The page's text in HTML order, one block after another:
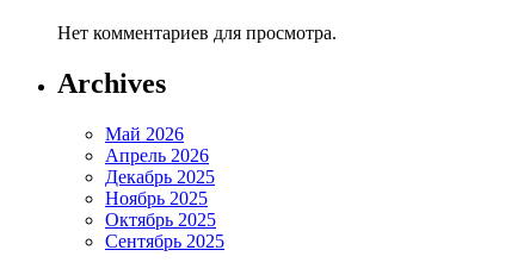
Нет комментариев для просмотра.
Archives
Май 2026
Апрель 2026
Декабрь 2025
Ноябрь 2025
Октябрь 2025
Сентябрь 2025